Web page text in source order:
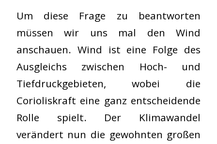
Um diese Frage zu beantworten
müssen wir uns mal den Wind
anschauen. Wind ist eine Folge des
Ausgleichs zwischen Hoch- und
Tiefdruckgebieten, wobei die
Corioliskraft eine ganz entscheidende
Rolle spielt. Der Klimawandel
verändert nun die gewohnten großen